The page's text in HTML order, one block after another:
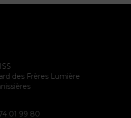
des Frères Lumière
01 99 80